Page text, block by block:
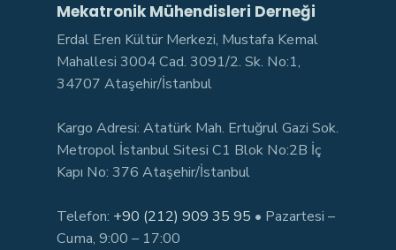
Mekatronik Mühendisleri Derneği
Erdal Eren Kültür Merkezi, Mustafa Kemal
Mahallesi 3004 Cad. 3091/2. Sk. No:1,
34707 Ataşehir/İstanbul
Kargo Adresi: Atatürk Mah. Ertuğrul Gazi Sok.
Metropol İstanbul Sitesi C1 Blok No:2B İç
Kapı No: 376 Ataşehir/İstanbul
Telefon: +90 (212) 909 35 95 • Pazartesi –
Cuma, 9:00 – 17:00